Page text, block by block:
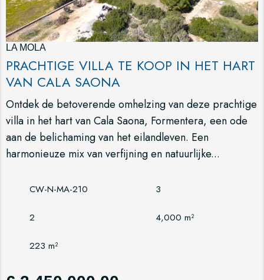
LA MOLA
PRACHTIGE VILLA TE KOOP IN HET HART
VAN CALA SAONA
Ontdek de betoverende omhelzing van deze prachtige
villa in het hart van Cala Saona, Formentera, een ode
aan de belichaming van het eilandleven. Een
harmonieuze mix van verfijning en natuurlijke...
CW-N-MA-210 3
2 4,000 m²
223 m²